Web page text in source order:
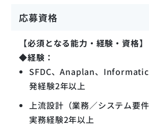
応募資格
【必須となる能力・経験・資格】
◆経験：
SFDC、Anaplan、
発経験2年以上
上流設計（業務／システム要
実務経験2年以上